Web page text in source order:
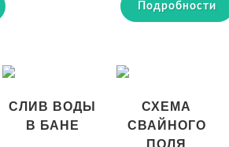
Подробности
СЛИВ ВОДЫ
В БАНЕ
СХЕМА
СВАЙНОГО
ПОЛЯ